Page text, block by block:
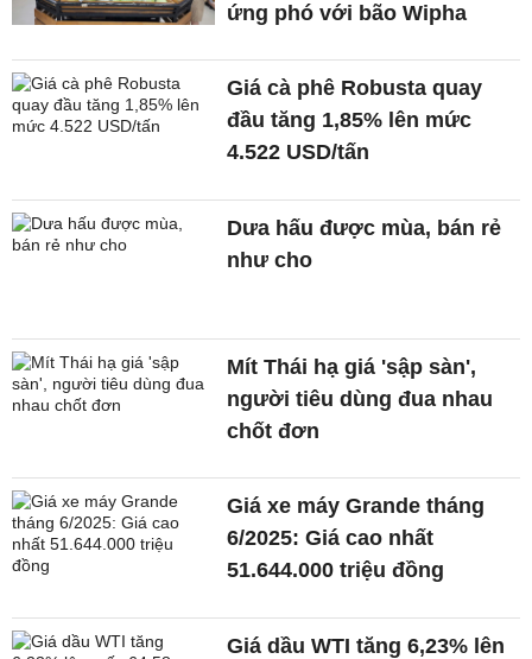
ứng phó với bão Wipha
Giá cà phê Robusta quay
đầu tăng 1,85% lên mức
4.522 USD/tấn
Dưa hấu được mùa, bán rẻ
như cho
Mít Thái hạ giá 'sập sàn',
người tiêu dùng đua nhau
chốt đơn
Giá xe máy Grande tháng
6/2025: Giá cao nhất
51.644.000 triệu đồng
Giá dầu WTI tăng 6,23% lên